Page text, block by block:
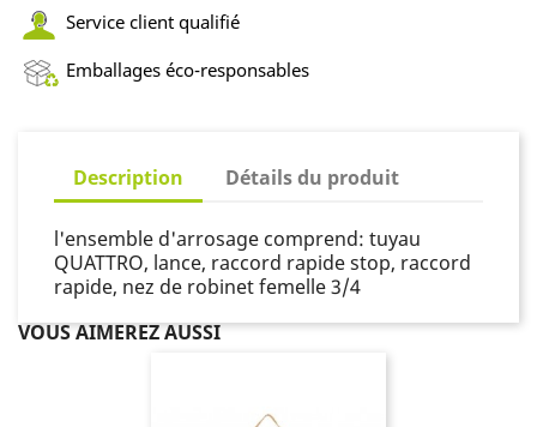
Service client qualifié
Emballages éco-responsables
Description Détails du produit
l'ensemble d'arrosage comprend: tuyau
QUATTRO, lance, raccord rapide stop, raccord
rapide, nez de robinet femelle 3/4
VOUS AIMEREZ AUSSI